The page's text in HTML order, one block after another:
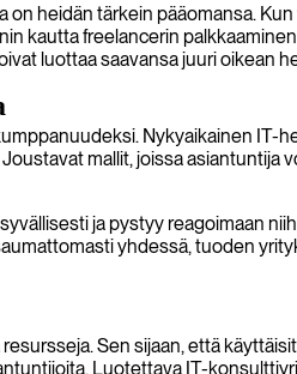
heidän tärkein pääomansa.
kautta freelancerin
luottaa saavansa juuri oikean
Nykyaikainen IT-
mallit, joissa asiantuntija
ja pystyy reagoimaan
yhdessä, tuoden
Sen sijaan, että
Luotettava IT-